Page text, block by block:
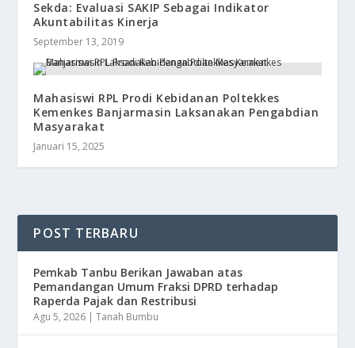
Sekda: Evaluasi SAKIP Sebagai Indikator
Akuntabilitas Kinerja
September 13, 2019
Mahasiswi RPL Prodi Kebidanan Poltekkes
Kemenkes Banjarmasin Laksanakan Pengabdian
Masyarakat
Januari 15, 2025
POST TERBARU
Pemkab Tanbu Berikan Jawaban atas
Pemandangan Umum Fraksi DPRD terhadap
Raperda Pajak dan Restribusi
Agu 5, 2026 |Tanah Bumbu